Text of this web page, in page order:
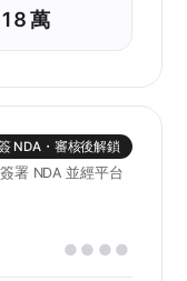
萬
NDA・審核後解鎖
署 NDA 並經平台
●●●●